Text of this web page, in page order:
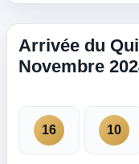
Arrivée du
Novembre
16 10